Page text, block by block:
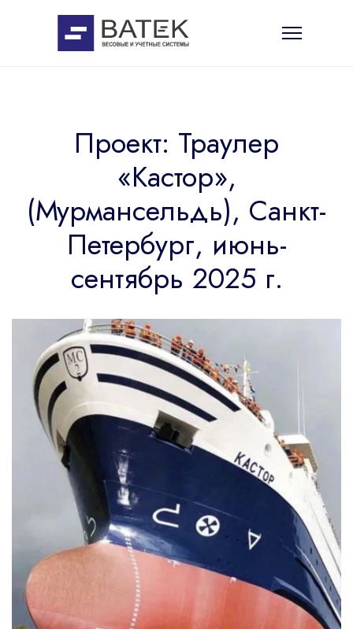
Проект: Траулер
«Кастор»,
(Мурмансельдь), Санкт-
Петербург, июнь-
сентябрь 2025 г.